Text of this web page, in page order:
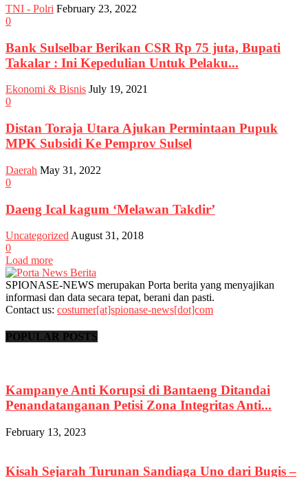
TNI - Polri February 23, 2022
0
Bank Sulselbar Berikan CSR Rp 75 juta, Bupati
Takalar : Ini Kepedulian Untuk Pelaku...
Ekonomi & Bisnis July 19, 2021
0
Distan Toraja Utara Ajukan Permintaan Pupuk
MPK Subsidi Ke Pemprov Sulsel
Daerah May 31, 2022
0
Daeng Ical kagum ‘Melawan Takdir’
Uncategorized August 31, 2018
0
Load more
SPIONASE-NEWS merupakan Porta berita yang menyajikan
informasi dan data secara tepat, berani dan pasti.
Contact us: costumer[at]spionase-news[dot]com
POPULAR POSTS
Kampanye Anti Korupsi di Bantaeng Ditandai
Penandatanganan Petisi Zona Integritas Anti...
February 13, 2023
Kisah Sejarah Turunan Sandiaga Uno dari Bugis –